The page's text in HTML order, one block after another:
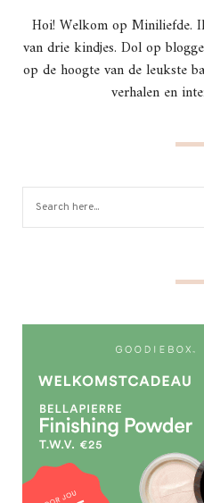
Hoi! Welkom op Miniliefde.
van drie kindjes. Dol op
op de hoogte van de leukste
verhalen en